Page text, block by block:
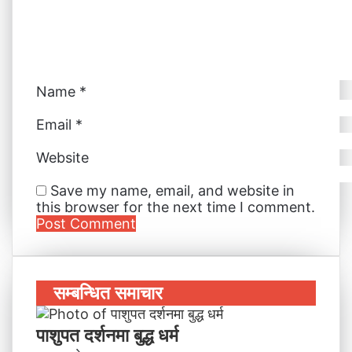
Name *
Email *
Website
Save my name, email, and website in
this browser for the next time I comment.
सम्बन्धित समाचार
पाशुपत दर्शनमा बुद्ध धर्म​